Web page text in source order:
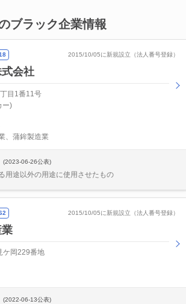
ブラック企業情報
2015/10/05に新規設立（法人番号登録）
会社
目1番11号
ー)
、蒲鉾製造業
(2023-06-26公表)
用途以外の用途に使用させたもの
2015/10/05に新規設立（法人番号登録）
ケ岡229番地
(2022-06-13公表)